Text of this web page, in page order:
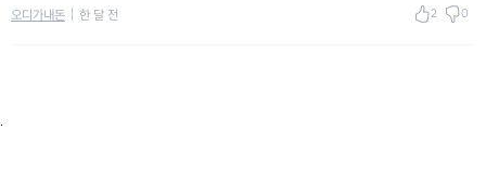
오디가내돈 한 달 전 2 0
.